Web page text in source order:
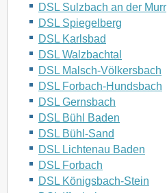
DSL Sulzbach an der Murr
DSL Spiegelberg
DSL Karlsbad
DSL Walzbachtal
DSL Malsch-Völkersbach
DSL Forbach-Hundsbach
DSL Gernsbach
DSL Bühl Baden
DSL Bühl-Sand
DSL Lichtenau Baden
DSL Forbach
DSL Königsbach-Stein